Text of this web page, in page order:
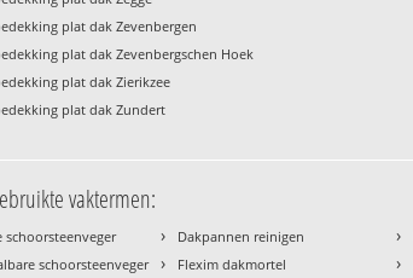
plat dak Zevenbergen
plat dak Zevenbergschen Hoek
plat dak Zierikzee
plat dak Zundert
vaktermen:
schoorsteenveger
schoorsteenveger
› Dakpannen reinigen
› Flexim dakmortel
›
›